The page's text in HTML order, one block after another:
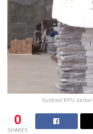
Ilustrasi KPU
0
SHARES